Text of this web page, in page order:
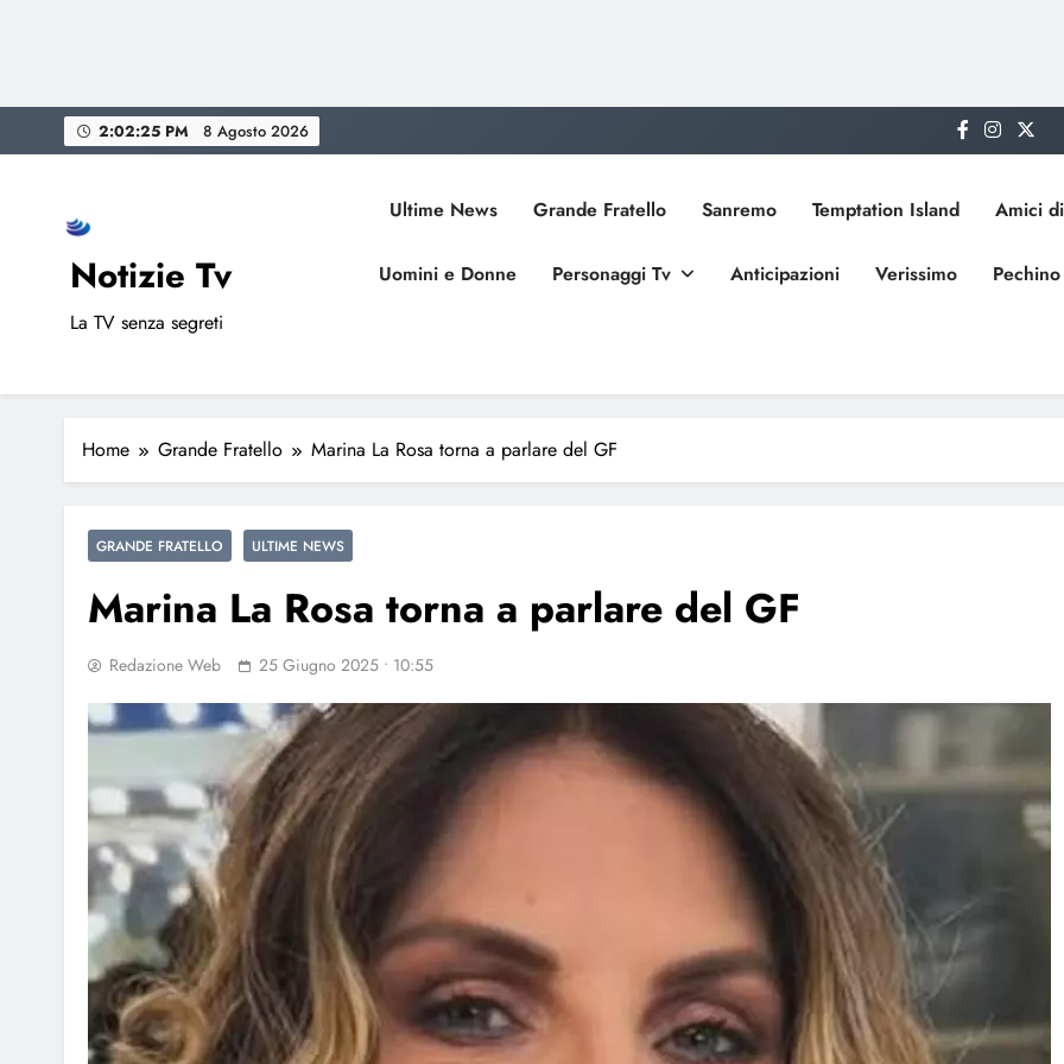
to
2:02:26 PM 8 Agosto 2026
Notizie Tv
La TV senza segreti
Ultime News Grande Fratello Sanremo Temptation Island Amici
Uomini e Donne Personaggi Tv Anticipazioni Verissimo
Home Grande Fratello Marina La Rosa torna a parlare del GF
GRANDE FRATELLO ULTIME NEWS
Marina La Rosa torna a parlare del GF
Redazione Web 25 Giugno 2025 • 10:55